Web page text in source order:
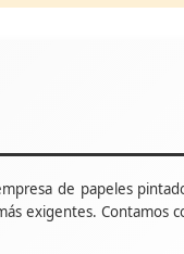
de papeles
exigentes. Contamos